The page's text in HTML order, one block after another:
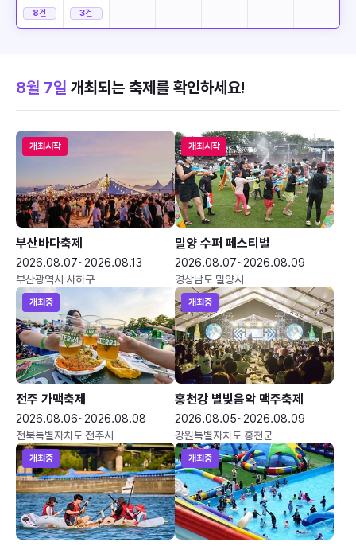
8건 3건
8월 7일 개최되는 축제를 확인하세요!
개최시작
부산바다축제
2026.08.07~2026.08.13
부산광역시 사하구
개최시작
밀양 수퍼 페스티벌
2026.08.07~2026.08.09
경상남도 밀양시
개최중
전주 가맥축제
2026.08.06~2026.08.08
전북특별자치도 전주시
개최중
홍천강 별빛음악 맥주축제
2026.08.05~2026.08.09
강원특별자치도 홍천군
개최중 개최중